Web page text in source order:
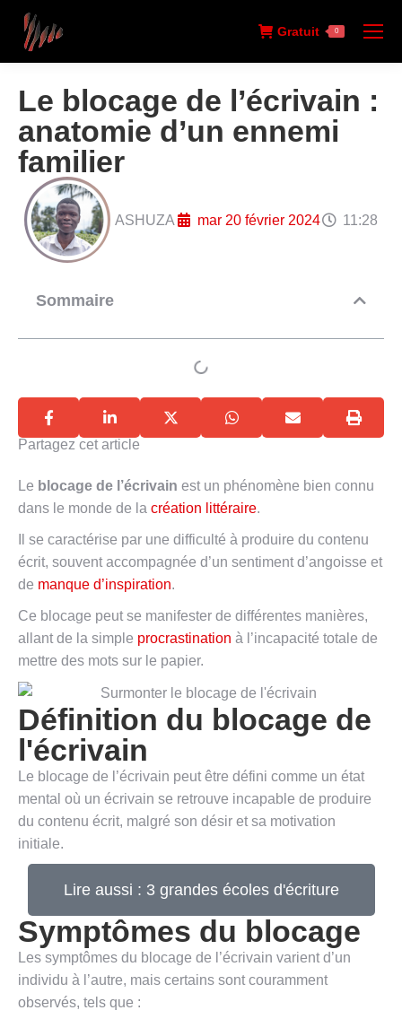
Gratuit 0
Le blocage de l’écrivain :
anatomie d’un ennemi
familier
ASHUZA mar 20 février 2024 11:28
Sommaire
Partagez cet article
Le blocage de l’écrivain est un phénomène bien connu
dans le monde de la création littéraire.
Il se caractérise par une difficulté à produire du contenu
écrit, souvent accompagnée d’un sentiment d’angoisse et
de manque d’inspiration.
Ce blocage peut se manifester de différentes manières,
allant de la simple procrastination à l’incapacité totale de
mettre des mots sur le papier.
Définition du blocage de
l'écrivain
Le blocage de l’écrivain peut être défini comme un état
mental où un écrivain se retrouve incapable de produire
du contenu écrit, malgré son désir et sa motivation
initiale.
Lire aussi : 3 grandes écoles d'écriture
Symptômes du blocage
Les symptômes du blocage de l’écrivain varient d’un
individu à l’autre, mais certains sont couramment
observés, tels que :